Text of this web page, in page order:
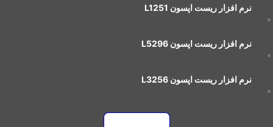
نرم افزار ريست اپسون L1251
نرم افزار ريست اپسون L5296
نرم افزار ريست اپسون L3256